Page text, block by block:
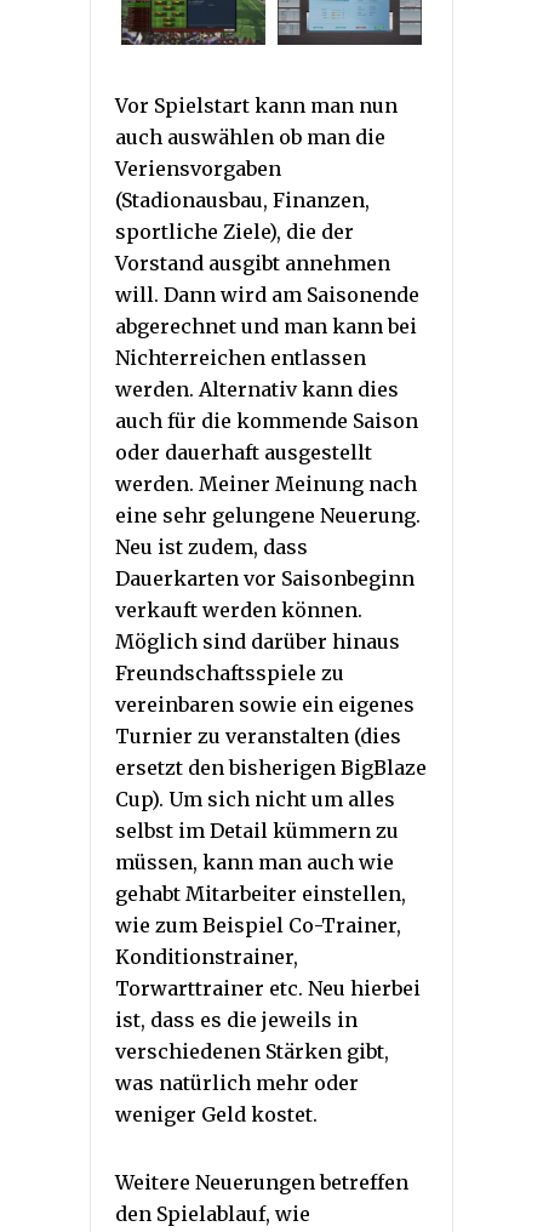
Vor Spielstart kann man nun
auch auswählen ob man die
Veriensvorgaben
(Stadionausbau, Finanzen,
sportliche Ziele), die der
Vorstand ausgibt annehmen
will. Dann wird am Saisonende
abgerechnet und man kann bei
Nichterreichen entlassen
werden. Alternativ kann dies
auch für die kommende Saison
oder dauerhaft ausgestellt
werden. Meiner Meinung nach
eine sehr gelungene Neuerung.
Neu ist zudem, dass
Dauerkarten vor Saisonbeginn
verkauft werden können.
Möglich sind darüber hinaus
Freundschaftsspiele zu
vereinbaren sowie ein eigenes
Turnier zu veranstalten (dies
ersetzt den bisherigen BigBlaze
Cup). Um sich nicht um alles
selbst im Detail kümmern zu
müssen, kann man auch wie
gehabt Mitarbeiter einstellen,
wie zum Beispiel Co-Trainer,
Konditionstrainer,
Torwarttrainer etc. Neu hierbei
ist, dass es die jeweils in
verschiedenen Stärken gibt,
was natürlich mehr oder
weniger Geld kostet.
Weitere Neuerungen betreffen
den Spielablauf, wie